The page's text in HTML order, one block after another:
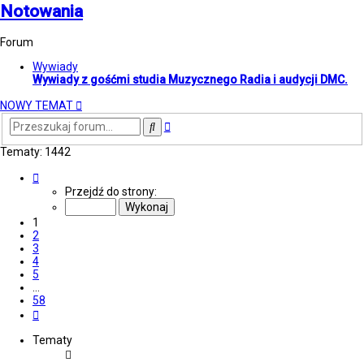
Notowania
Forum
Wywiady
Wywiady z gośćmi studia Muzycznego Radia i audycji DMC.
NOWY TEMAT
SzukajWyszukiwanie
zaawansowane
Tematy: 1442
Przejdź do strony:
1
2
3
4
5
…
58
Tematy